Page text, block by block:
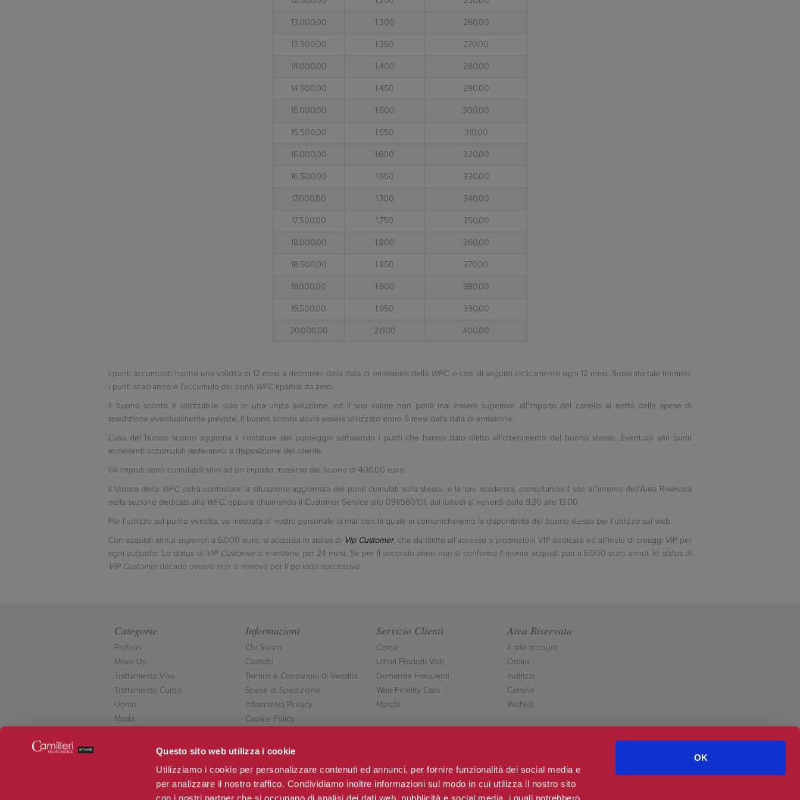
Questo sito web utilizza i cookie
Utilizziamo i cookie per personalizzare contenuti ed annunci, per fornire funzionalità dei social media e
per analizzare il nostro traffico. Condividiamo inoltre informazioni sul modo in cui utilizza il nostro sito
OK
13.000,00 1.300 260,00
13.500,00 1.350 270,00
14.000,00 1.400 280,00
14.500,00 1.450 290,00
15.000,00 1.500 300,00
15.500,00 1.550 310,00
16.000,00 1.600 320,00
16.500,00 1.650 330,00
17.000,00 1.700 340,00
17.500,00 1.750 350,00
18.000,00 1.800 360,00
18.500,00 1.850 370,00
19.000,00 1.900 380,00
19.500,00 1.950 390,00
20.000,00 2.000 400,00
I punti accumulati hanno una validità di 12 mesi a decorrere dalla data di emissione della WFC, e così di seguito ciclicamente ogni 12 mesi. Superato tale termine,
i punti scadranno e l'accumulo dei punti WFCripartirà da zero.
Il buono sconto è utilizzabile solo in una unica soluzione, ed il suo valore non potrà mai essere superiore all'importo del carrello al netto delle spese di
spedizione eventualmente previste. Il buono sconto dovrà essere utilizzato entro 6 mesi dalla data di emissione.
L’uso del buono sconto aggiorna il contatore del punteggio sottraendo i punti che hanno dato diritto all'ottenimento del buono stesso. Eventuali altri punti
eccedenti accumulati resteranno a disposizione del cliente.
Gli importi sono cumulabili sino ad un importo massimo del buono di 400,00 euro.
Il titolare della WFCpotrà controllare la situazione aggiornata dei punti cumulati sulla stessa, e la loro scadenza, consultando il sito all'interno dell'Area Riservata
nella sezione dedicata alla WFC, oppure chiamando il Customer Service allo 091/580101, dal lunedì al venerdì dalle 9.30 alle 13.00.
Per l’utilizzo sul punto vendita, va mostrata al nostro personale la mail con la quale vi comunicheremo la disponibilità del buono stesso per l’utilizzo sul web.
Con acquisti annui superiori a 6.000 euro, si acquista lo status di Vip Customer, che da diritto all’accesso a promozioni VIP dedicate ed all’invio di omaggi VIP per
ogni acquisto. Lo status di VIP Customersi mantiene per 24 mesi. Se per il secondo anno non si conferma il monte acquisti pari a 6.000 euro annui, lo status di
VIP Customerdecade ovvero non si rinnova per il periodo successivo.
Categorie
Profumi
Make-Up
Trattamento Viso
Trattamento Corpo
Uomo
Moda
Informazioni
Chi Siamo
Contatti
Termini e Condizioni di Vendita
Spese di Spedizione
Informativa Privacy
Cookie Policy
Servizio Clienti
Cerca
Ultimi Prodotti Visti
Domande Frequenti
Web Fidelity Card
Marchi
Area Riservata
Il mio account
Ordini
Indirizzi
Carrello
Wishlist
Seguici